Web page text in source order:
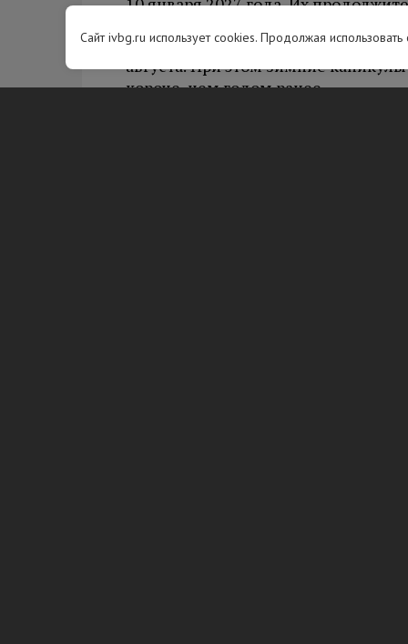
Весенние каникулы пройдут с 27
августа. При этом зимние
короче, чем годом ранее.
Сайт ivbg.ru использует cookies. Продолжая